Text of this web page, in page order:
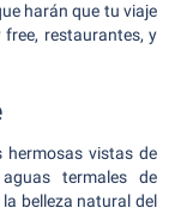
harán que tu viaje
restaurantes, y
hermosas vistas de
termales de
belleza natural del